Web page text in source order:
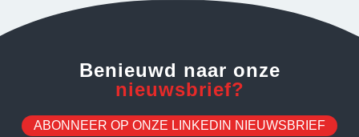
Benieuwd naar onze
nieuwsbrief?
ABONNEER OP ONZE LINKEDIN NIEUWSBRIEF